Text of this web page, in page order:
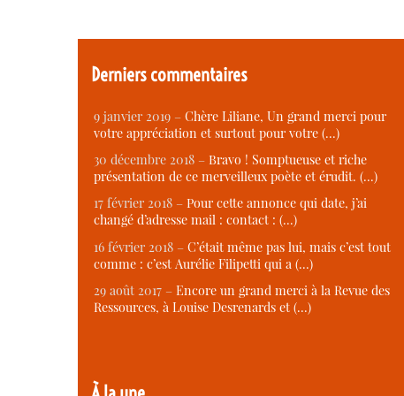
Derniers commentaires
9 janvier 2019 – Chère Liliane, Un grand merci pour
votre appréciation et surtout pour votre (…)
30 décembre 2018 – Bravo ! Somptueuse et riche
présentation de ce merveilleux poète et érudit. (…)
17 février 2018 – Pour cette annonce qui date, j’ai
changé d’adresse mail : contact : (…)
16 février 2018 – C’était même pas lui, mais c’est tout
comme : c’est Aurélie Filipetti qui a (…)
29 août 2017 – Encore un grand merci à la Revue des
Ressources, à Louise Desrenards et (…)